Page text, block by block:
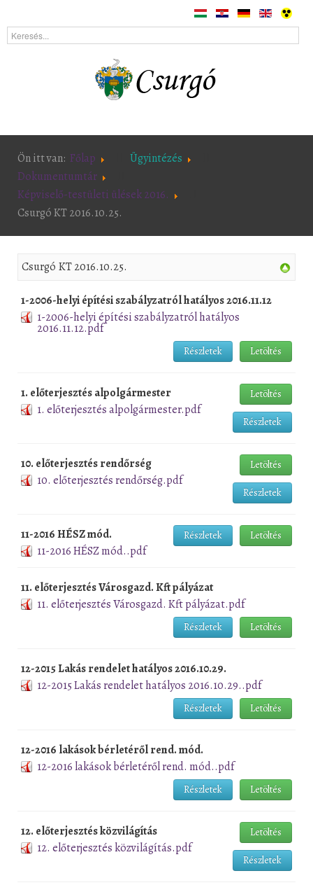
Ön itt van: Főlap
Ügyintézés
Dokumentumtár
Képviselő-testületi ülések 2016.
Csurgó KT 2016.10.25.
Csurgó KT 2016.10.25.
1-2006-helyi építési szabályzatról hatályos 2016.11.12
1-2006-helyi építési szabályzatról hatályos
2016.11.12.pdf
Letöltés
Részletek
1. előterjesztés alpolgármester
1. előterjesztés alpolgármester.pdf
Letöltés
Részletek
10. előterjesztés rendőrség
10. előterjesztés rendőrség.pdf
Letöltés
Részletek
11-2016 HÉSZ mód.
11-2016 HÉSZ mód..pdf
Letöltés
Részletek
11. előterjesztés Városgazd. Kft pályázat
11. előterjesztés Városgazd. Kft pályázat.pdf
Letöltés
Részletek
12-2015 Lakás rendelet hatályos 2016.10.29.
12-2015 Lakás rendelet hatályos 2016.10.29..pdf
Letöltés
Részletek
12-2016 lakások bérletéről rend. mód.
12-2016 lakások bérletéről rend. mód..pdf
Letöltés
Részletek
12. előterjesztés közvilágítás
12. előterjesztés közvilágítás.pdf
Letöltés
Részletek